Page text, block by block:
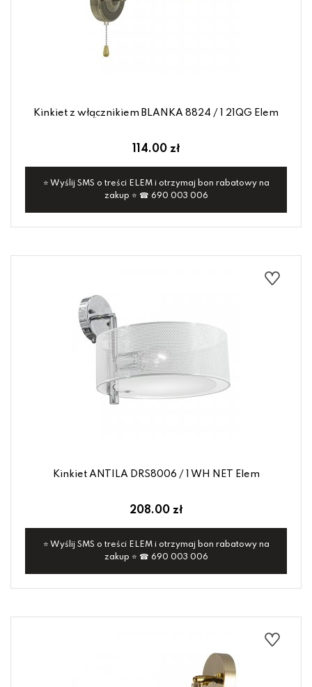
Kinkiet z włącznikiem BLANKA 8824 / 1 21QG Elem
114.00 zł
⭐ Wyślij SMS o treści ELEM i otrzymaj bon rabatowy na
zakup ⭐ ☎ 690 003 006
Kinkiet ANTILA DRS8006 / 1 WH NET Elem
208.00 zł
⭐ Wyślij SMS o treści ELEM i otrzymaj bon rabatowy na
zakup ⭐ ☎ 690 003 006